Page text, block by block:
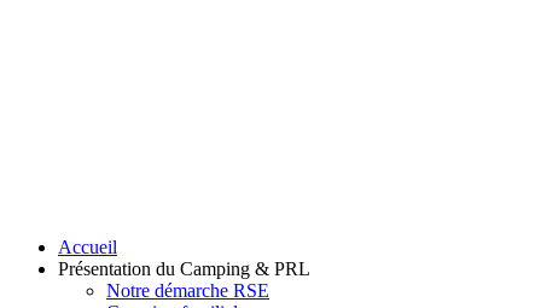
Accueil
Présentation du Camping & PRL
Notre démarche RSE